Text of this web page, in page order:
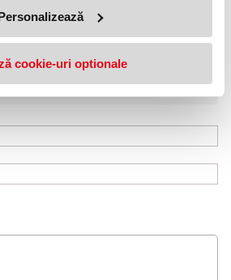
cookie-uri optionale
AUTOADEZIVE 14/PAG 105 X 41
care comenteaza acest produs!
confidentiala si nu va fi afisata pe site.